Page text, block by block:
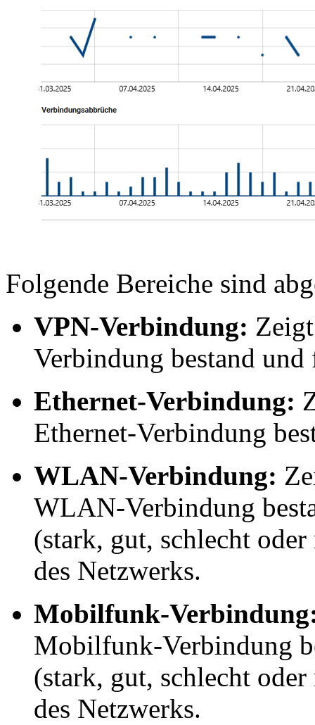
Folgende Bereiche sind
VPN-Verbindung:
Verbindung bestand
Ethernet-Verbindung:
Ethernet-Verbindung
WLAN-Verbindung:
WLAN-Verbindung
(stark, gut, schlecht
des Netzwerks.
Mobilfunk-
Mobilfunk-Verbindung
(stark, gut, schlecht
des Netzwerks.